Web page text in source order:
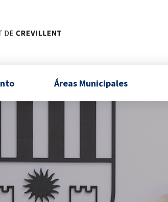
Áreas Municipales